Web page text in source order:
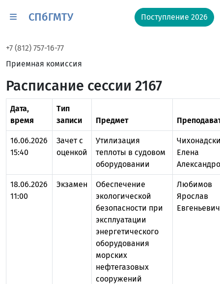
СПбГМТУ Поступление 2026
+7 (812) 757-16-77
Приемная комиссия
Расписание сессии 2167
Дата,
время
Тип
записи
Предмет
16.06.2026
15:40
Зачет с
оценкой
Утилизация
теплоты в судовом
оборудовании
Елена
18.06.2026
11:00
Экзамен
Обеспечение
экологической
безопасности при
эксплуатации
энергетического
оборудования
морских
нефтегазовых
сооружений
Любимов
Ярослав
Евгеньевич